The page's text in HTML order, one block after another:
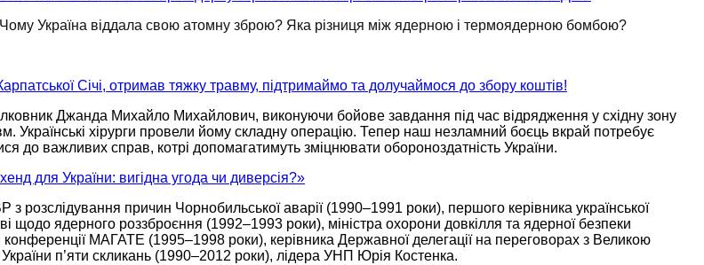
Чому Україна віддала свою атомну зброю? Яка різниця між ядерною і термоядерною бомбою?
Січі, отримав тяжку травму, підтримаймо та долучаймося до збору коштів!
Джанда Михайло Михайлович, виконуючи бойове завдання під час відрядження у східну зону
Українські хірурги провели йому складну операцію. Тепер наш незламний боєць вкрай потребує
до важливих справ, котрі допомагатимуть зміцнювати обороноздатність України.
для України: вигідна угода чи диверсія?»
з розслідування причин Чорнобильської аварії (1990–1991 роки), першого керівника української
щодо ядерного роззброєння (1992–1993 роки), міністра охорони довкілля та ядерної безпеки
конференції МАГАТЕ (1995–1998 роки), керівника Державної делегації на переговорах з Великою
п’яти скликань (1990–2012 роки), лідера УНП Юрія Костенка.